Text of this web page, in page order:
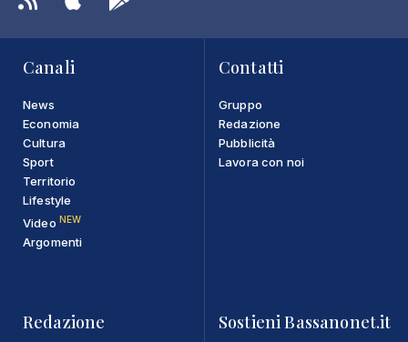
Canali
News
Economia
Cultura
Sport
Territorio
Lifestyle
Video NEW
Argomenti
Contatti
Gruppo
Redazione
Pubblicità
Lavora con noi
Redazione Sostieni Bassanonet.it